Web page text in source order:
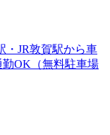
JR敦賀駅から車
OK（無料駐車場